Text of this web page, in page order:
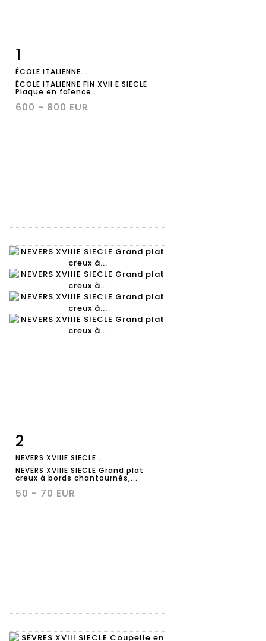
détaillée
1
ÉCOLE ITALIENNE...
ÉCOLE ITALIENNE FIN XVII E SIECLE
Plaque en faïence...
600 - 800 EUR
détaillée
2
NEVERS XVIIIE SIECLE...
NEVERS XVIIIE SIECLE Grand plat
creux à bords chantournés,...
50 - 70 EUR